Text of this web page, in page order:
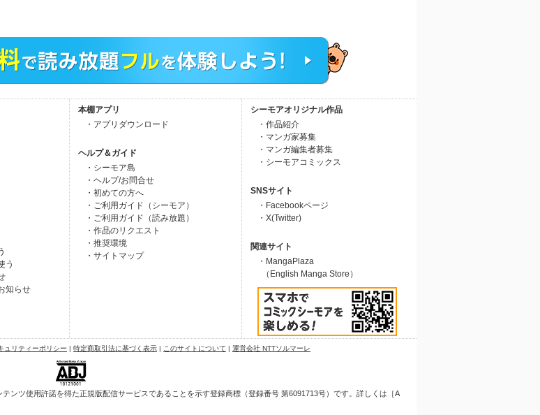
う
知らせ
本棚アプリ
・アプリダウンロード
ヘルプ＆ガイド
・シーモア島
・ヘルプ/お問合せ
・初めての方へ
・ご利用ガイド（シーモア）
・ご利用ガイド（読み放題）
・作品のリクエスト
・推奨環境
・サイトマップ
シーモアオリジナル作品
・作品紹介
・マンガ家募集
・マンガ編集者募集
・シーモアコミックス
SNSサイト
・Facebookページ
・X(Twitter)
関連サイト
・MangaPlaza
（English Manga Store）
ュリティーポリシー | 特定商取引法に基づく表示 | このサイトについて | 運営会社 NTTソルマーレ
ンツ使用許諾を得た正規版配信サービスであることを示す登録商標（登録番号 第6091713号）です。詳しくは［A